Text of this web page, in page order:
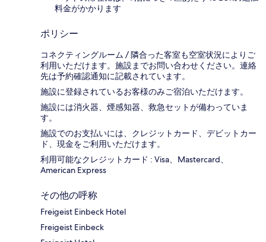
料金がかかります
ポリシー
コネクティングルーム / 隣合った客室も空室状況によりご
利用いただけます。施設までお問い合わせください。連絡
先は予約確認通知に記載されています。
施設に登録されているお客様のみご宿泊いただけます。
施設には消火器、煙感知器、救急セットが備わっていま
す。
施設でのお支払いには、クレジットカード、デビットカー
ド、現金をご利用いただけます。
利用可能なクレジットカード : Visa、Mastercard、
American Express
その他の呼称
Freigeist Einbeck Hotel
Freigeist Einbeck